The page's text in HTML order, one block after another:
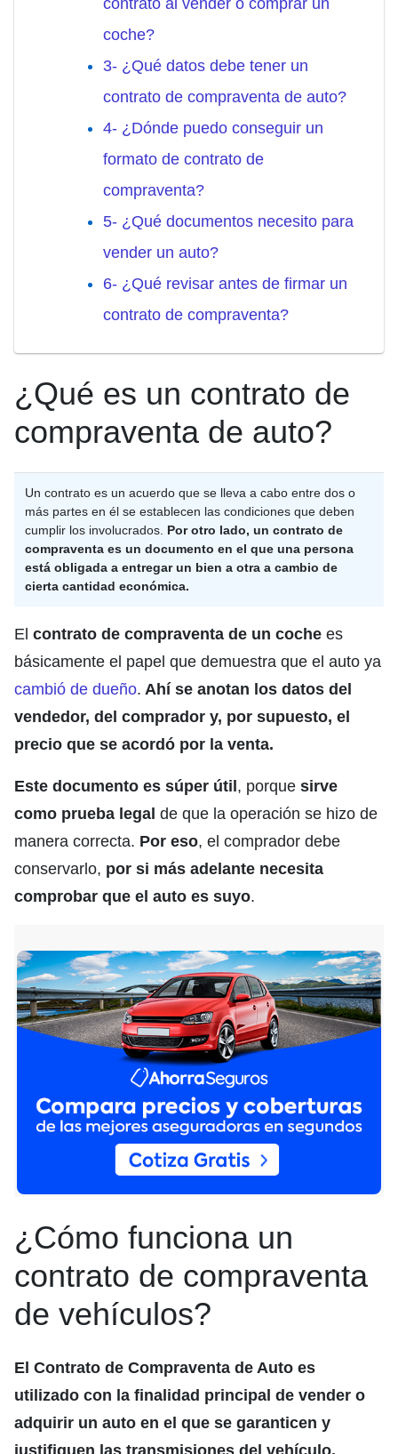
contrato al vender o comprar un
coche?
3- ¿Qué datos debe tener un
contrato de compraventa de auto?
4- ¿Dónde puedo conseguir un
formato de contrato de
compraventa?
5- ¿Qué documentos necesito para
vender un auto?
6- ¿Qué revisar antes de firmar un
contrato de compraventa?
¿Qué es un contrato de
compraventa de auto?
Un contrato es un acuerdo que se lleva a cabo entre dos o
más partes en él se establecen las condiciones que deben
cumplir los involucrados. Por otro lado, un contrato de
compraventa es un documento en el que una persona
está obligada a entregar un bien a otra a cambio de
cierta cantidad económica.
El contrato de compraventa de un coche es
básicamente el papel que demuestra que el auto ya
cambió de dueño. Ahí se anotan los datos del
vendedor, del comprador y, por supuesto, el
precio que se acordó por la venta.
Este documento es súper útil , porque sirve
como prueba legal de que la operación se hizo de
manera correcta. Por eso, el comprador debe
conservarlo, por si más adelante necesita
comprobar que el auto es suyo.
¿Cómo funciona un
contrato de compraventa
de vehículos?
El Contrato de Compraventa de Auto es
utilizado con la finalidad principal de vender o
adquirir un auto en el que se garanticen y
justifiquen las transmisiones del vehículo.